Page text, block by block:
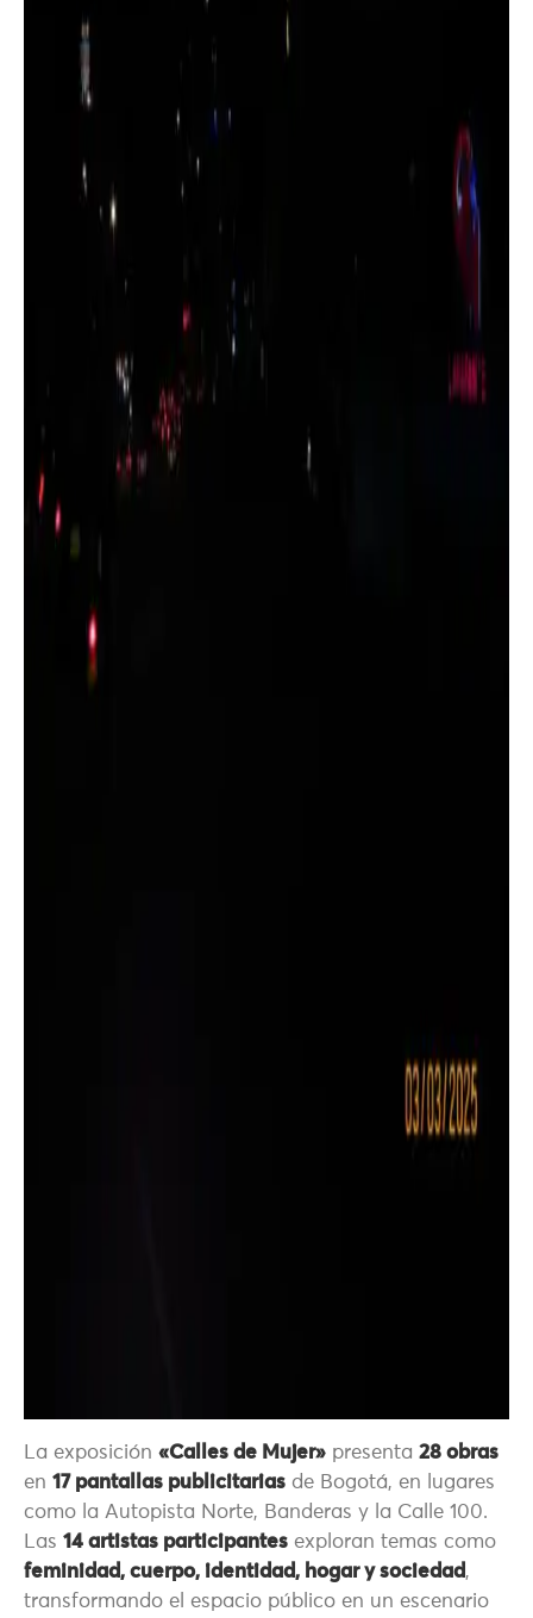
La exposición «Calles de Mujer» presenta 28 obras
en 17 pantallas publicitarias de Bogotá, en lugares
como la Autopista Norte, Banderas y la Calle 100.
Las 14 artistas participantes exploran temas como
feminidad, cuerpo, identidad, hogar y sociedad,
transformando el espacio público en un escenario